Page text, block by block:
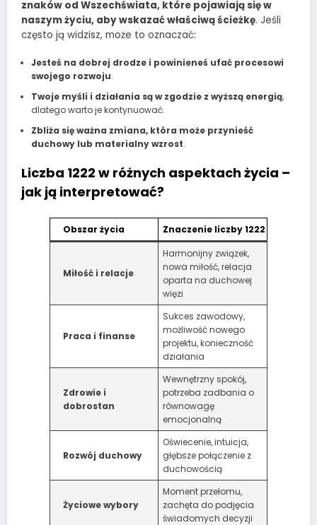
znaków od Wszechświata, które pojawiają się w
naszym życiu, aby wskazać właściwą ścieżkę. Jeśli
często ją widzisz, może to oznaczać:
Jesteś na dobrej drodze i powinieneś ufać procesowi
swojego rozwoju.
Twoje myśli i działania są w zgodzie z wyższą energią,
dlatego warto je kontynuować.
Zbliża się ważna zmiana, która może przynieść
duchowy lub materialny wzrost.
Liczba 1222 w różnych aspektach życia –
jak ją interpretować?
Obszar życia Znaczenie liczby 1222
Miłość i relacje
Harmonijny związek,
nowa miłość, relacja
oparta na duchowej
więzi
Praca i finanse
Sukces zawodowy,
możliwość nowego
projektu, konieczność
działania
Zdrowie i
dobrostan
Wewnętrzny spokój,
potrzeba zadbania o
równowagę
emocjonalną
Rozwój duchowy
Oświecenie, intuicja,
głębsze połączenie z
duchowością
Życiowe wybory
Moment przełomu,
zachęta do podjęcia
świadomych decyzji